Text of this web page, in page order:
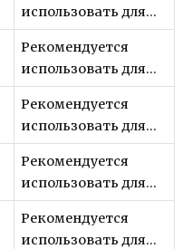
использовать для…
Рекомендуется
использовать для…
Рекомендуется
использовать для…
Рекомендуется
использовать для…
Рекомендуется
использовать для…